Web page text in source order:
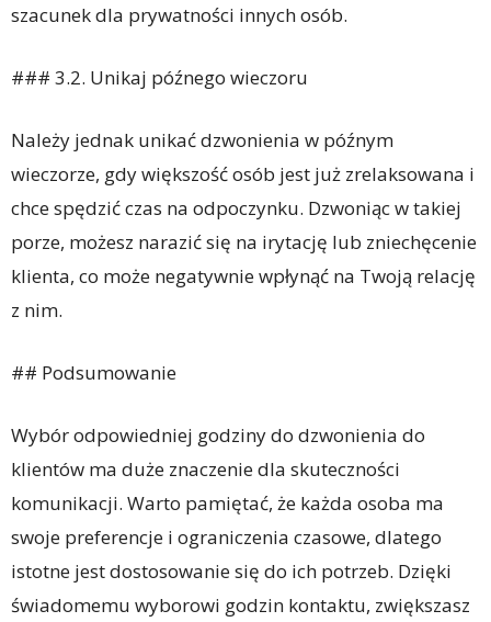
szacunek dla prywatności innych osób.
### 3.2. Unikaj późnego wieczoru
Należy jednak unikać dzwonienia w późnym
wieczorze, gdy większość osób jest już zrelaksowana i
chce spędzić czas na odpoczynku. Dzwoniąc w takiej
porze, możesz narazić się na irytację lub zniechęcenie
klienta, co może negatywnie wpłynąć na Twoją relację
z nim.
## Podsumowanie
Wybór odpowiedniej godziny do dzwonienia do
klientów ma duże znaczenie dla skuteczności
komunikacji. Warto pamiętać, że każda osoba ma
swoje preferencje i ograniczenia czasowe, dlatego
istotne jest dostosowanie się do ich potrzeb. Dzięki
świadomemu wyborowi godzin kontaktu, zwiększasz